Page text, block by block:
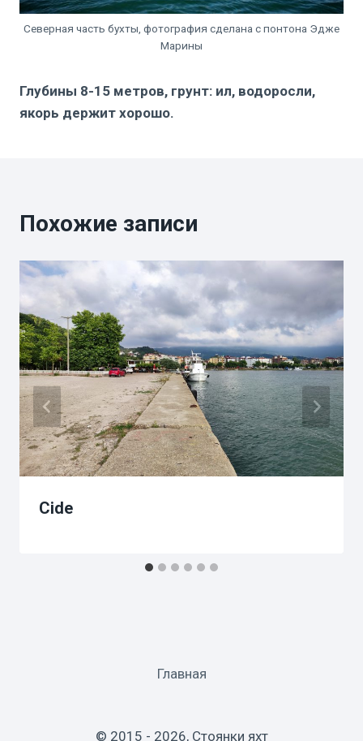
Северная часть бухты, фотография сделана с понтона Эдже
Марины
Глубины 8-15 метров, грунт: ил, водоросли,
якорь держит хорошо.
Похожие записи
Cide
Главная
© 2015 - 2026, Стоянки яхт